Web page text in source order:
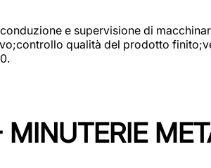
e supervisione di
qualità del prodotto